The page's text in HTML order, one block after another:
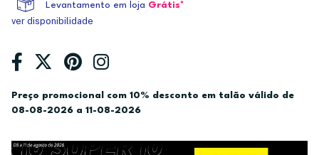
Levantamento em loja Grátis*
ver disponibilidade
Preço promocional com 10% desconto em talão válido de
08-08-2026 a 11-08-2026